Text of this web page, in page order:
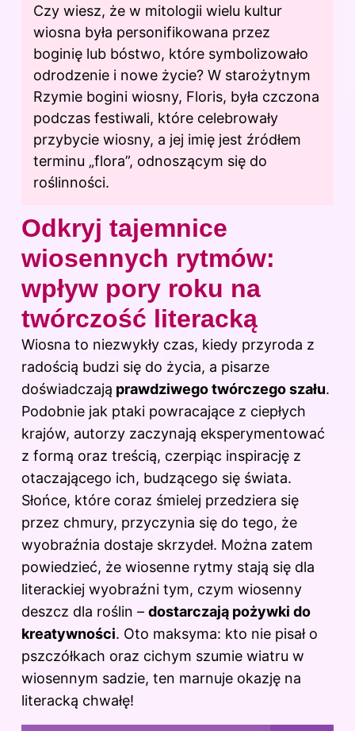
Czy wiesz, że w mitologii wielu kultur
wiosna była personifikowana przez
boginię lub bóstwo, które symbolizowało
odrodzenie i nowe życie? W starożytnym
Rzymie bogini wiosny, Floris, była czczona
podczas festiwali, które celebrowały
przybycie wiosny, a jej imię jest źródłem
terminu „flora”, odnoszącym się do
roślinności.
Odkryj tajemnice
wiosennych rytmów:
wpływ pory roku na
twórczość literacką
Wiosna to niezwykły czas, kiedy przyroda z
radością budzi się do życia, a pisarze
doświadczają prawdziwego twórczego szału.
Podobnie jak ptaki powracające z ciepłych
krajów, autorzy zaczynają eksperymentować
z formą oraz treścią, czerpiąc inspirację z
otaczającego ich, budzącego się świata.
Słońce, które coraz śmielej przedziera się
przez chmury, przyczynia się do tego, że
wyobraźnia dostaje skrzydeł. Można zatem
powiedzieć, że wiosenne rytmy stają się dla
literackiej wyobraźni tym, czym wiosenny
deszcz dla roślin – dostarczają pożywki do
kreatywności. Oto maksyma: kto nie pisał o
pszczółkach oraz cichym szumie wiatru w
wiosennym sadzie, ten marnuje okazję na
literacką chwałę!